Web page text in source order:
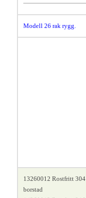
Modell 26 rak rygg.
13260012 Rostfritt 304
borstad